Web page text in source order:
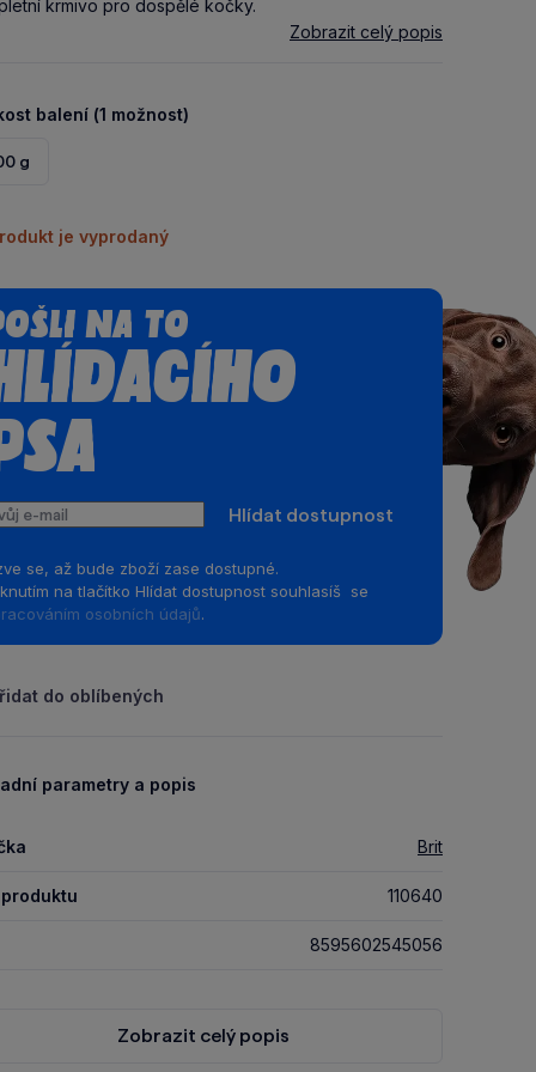
krmivo pro dospělé kočky.
Zobrazit celý popis
balení (1 možnost)
g
je vyprodaný
na to
Hlídat dostupnost
se, až bude zboží zase dostupné.
na tlačítko Hlídat dostupnost souhlasíš se
osobních údajů.
do oblíbených
parametry a popis
Brit
110640
8595602545056
Zobrazit celý popis